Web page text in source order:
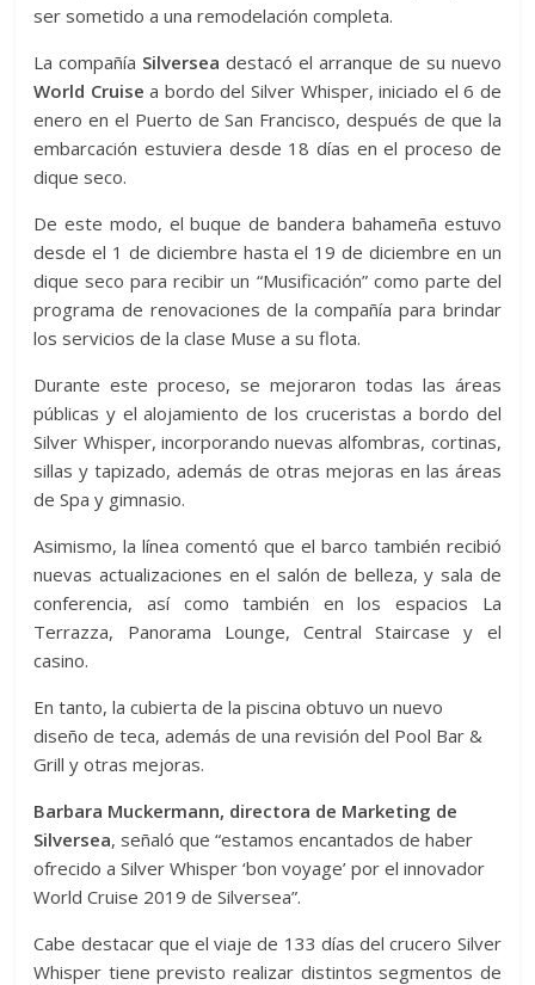
ser sometido a una remodelación completa.
La compañía Silversea destacó el arranque de su nuevo
World Cruise a bordo del Silver Whisper, iniciado el 6 de
enero en el Puerto de San Francisco, después de que la
embarcación estuviera desde 18 días en el proceso de
dique seco.
De este modo, el buque de bandera bahameña estuvo
desde el 1 de diciembre hasta el 19 de diciembre en un
dique seco para recibir un “Musificación” como parte del
programa de renovaciones de la compañía para brindar
los servicios de la clase Muse a su flota.
Durante este proceso, se mejoraron todas las áreas
públicas y el alojamiento de los cruceristas a bordo del
Silver Whisper, incorporando nuevas alfombras, cortinas,
sillas y tapizado, además de otras mejoras en las áreas
de Spa y gimnasio.
Asimismo, la línea comentó que el barco también recibió
nuevas actualizaciones en el salón de belleza, y sala de
conferencia, así como también en los espacios La
Terrazza, Panorama Lounge, Central Staircase y el
casino.
En tanto, la cubierta de la piscina obtuvo un nuevo
diseño de teca, además de una revisión del Pool Bar &
Grill y otras mejoras.
Barbara Muckermann, directora de Marketing de
Silversea, señaló que “estamos encantados de haber
ofrecido a Silver Whisper ‘bon voyage’ por el innovador
World Cruise 2019 de Silversea”.
Cabe destacar que el viaje de 133 días del crucero Silver
Whisper tiene previsto realizar distintos segmentos de